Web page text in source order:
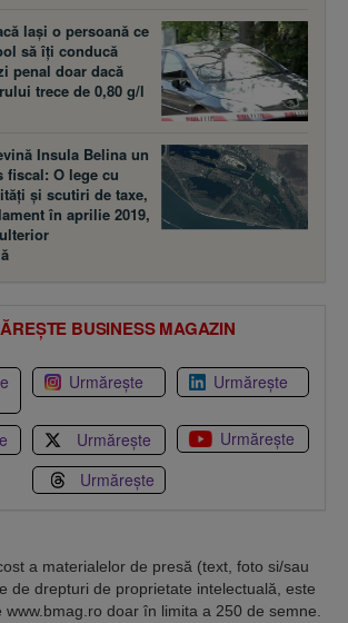
laşi o persoană ce
să îţi conducă
penal doar dacă
trece de 0,80 g/l
Insula Belina un
fiscal: O lege cu
şi scutiri de taxe,
în aprilie 2019,
BUSINESS MAGAZIN
Urmărește Urmărește
Urmărește
Urmărește
Urmărește
a materialelor de presă (text, foto si/sau
de drepturi de proprietate intelectuală, este
doar în limita a 250 de semne.